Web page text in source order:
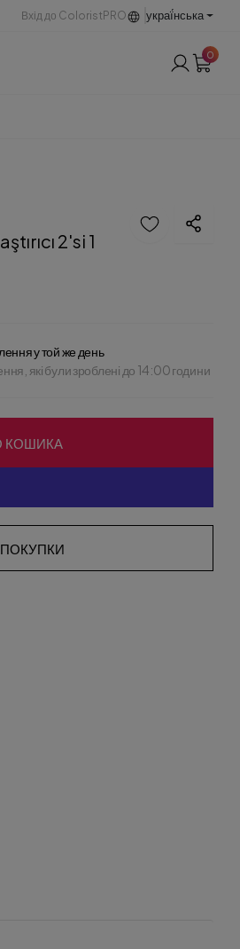
Вхід до ColoristPRO украї́нська
0
2'si 1
у той же день
які були зроблені до 14:00 години
КОШИКА